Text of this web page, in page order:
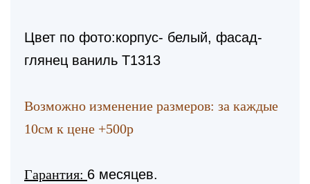
Цвет по фото:корпус- белый, фасад-
глянец ваниль Т1313
Возможно изменение размеров: за каждые
10см к цене +500р
Гарантия: 6 месяцев.